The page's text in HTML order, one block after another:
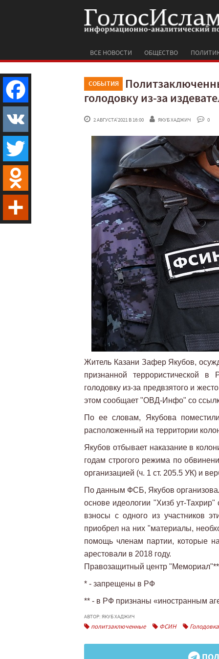
ВСЕ НОВОСТИ ОБЩЕСТВО
СОБЫТИЯ
голодовку из-за
2 АВГУСТА'2021 В 16:00 ЯКУБ ХАДЖИЧ 0
Житель Казани Зафер Якубов,
признанной террористической в
голодовку из-за предвзятого и
этом сообщает "ОВД-Инфо" со
По ее словам, Якубова
расположенный на территории
Якубов отбывает наказание в
годам строгого режима по
организацией (ч. 1 ст. 205.5 УК) и
По данным ФСБ, Якубов
основе идеологии "Хизб ут-
взносы с одного из участников
приобрел на них "материалы,
помощь членам партии, которые
арестовали в 2018 году.
Правозащитный центр
* - запрещены в РФ
** - в РФ признаны «иностранным
АВТОР: ЯКУБ ХАДЖИЧ
политзаключенные ФСИН Голодовка
Facebook
VK
Twitter
Odnoklassniki